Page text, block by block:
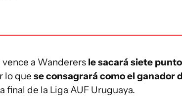
vence a Wanderers le sacará siete
lo que se consagrará como el ganador
final de la Liga AUF Uruguaya.